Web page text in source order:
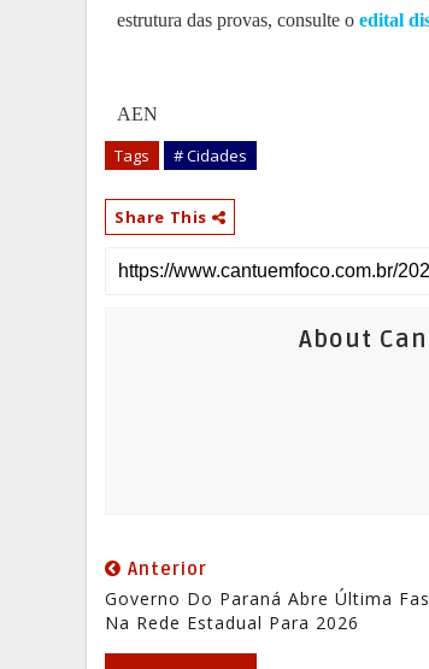
estrutura das provas, consulte o edital
AEN
Tags # Cidades
Share This
About
Anterior
Governo Do Paraná Abre Última
Na Rede Estadual Para 2026